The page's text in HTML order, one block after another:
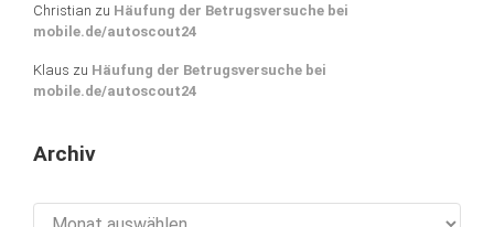
Christian zu Häufung der Betrugsversuche bei
mobile.de/autoscout24
Klaus zu Häufung der Betrugsversuche bei
mobile.de/autoscout24
Archiv